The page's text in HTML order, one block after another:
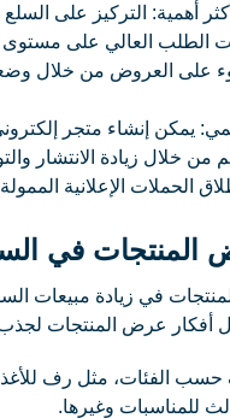
أهمية: التركيز على
الطلب العالي على مستوى
على العروض من خلال
يمكن إنشاء متجر
من خلال زيادة الانتشار
الحملات الإعلانية
في
في زيادة مبيعات
أفكار عرض المنتجات لجذب
الفئات، مثل رف
للمناسبات وغيرها.